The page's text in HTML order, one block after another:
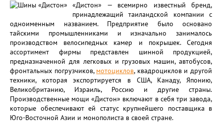
«Дистон» — всемирно известный бренд,
принадлежащий таиландской компании с
одноименным названием. Предприятие было основано
тайскими промышленниками и изначально занималось
производством велосипедных камер и покрышек. Сегодня
ассортимент фирмы представлен шинной продукцией,
предназначенной для легковых и грузовых машин, автобусов,
фронтальных погрузчиков, мотоциклов, квадроциклов и другой
техники, которая экспортируется в США, Канаду, Японию,
Великобританию, Израиль, Россию и другие страны.
Производственные мощи «Дистон» включают в себя три завода,
которые обеспечивают ей статус крупнейшего поставщика в
Юго-Восточной Азии и монополиста в своей стране.